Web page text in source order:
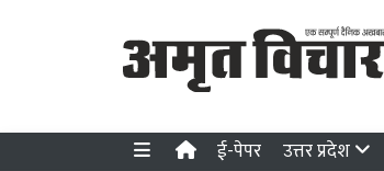
ई-पेपर उत्तर प्रदेश